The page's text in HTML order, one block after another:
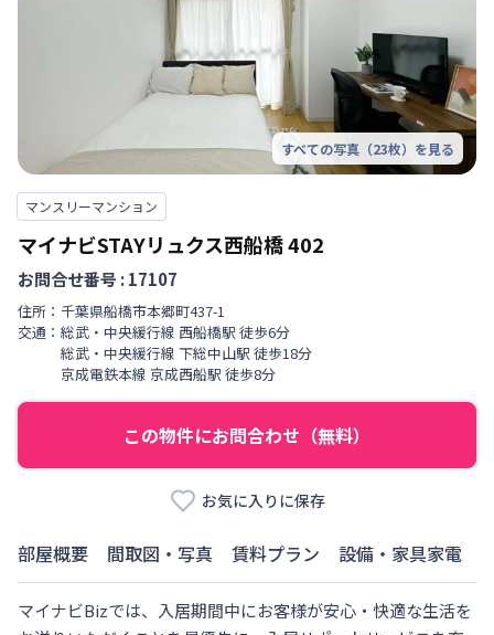
すべての写真（23枚）を見る
マンスリーマンション
マイナビSTAYリュクス西船橋402
お問合せ番号 :17107
住所： 千葉県船橋市本郷町437-1
交通： 総武・中央緩行線 西船橋駅 徒歩6分
総武・中央緩行線 下総中山駅 徒歩18分
京成電鉄本線 京成西船駅 徒歩8分
この物件にお問合わせ（無料）
お気に入りに保存
部屋概要 間取図・写真 賃料プラン 設備・家具家電
マイナビBizでは、入居期間中にお客様が安心・快適な生活を